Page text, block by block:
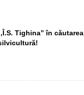
Tighina” în căutarea